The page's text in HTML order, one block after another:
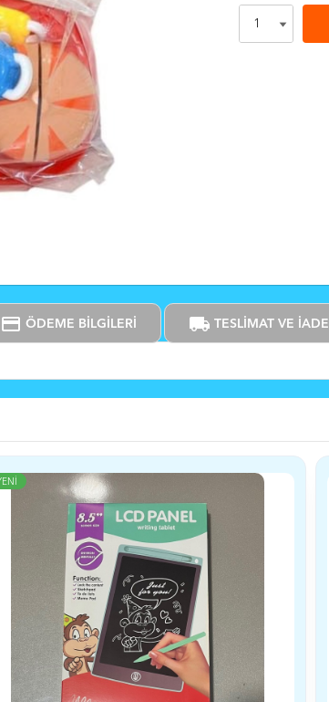
credit_card ÖDEME BİLGİLERİ local_shipping TESLİMAT VE İADE